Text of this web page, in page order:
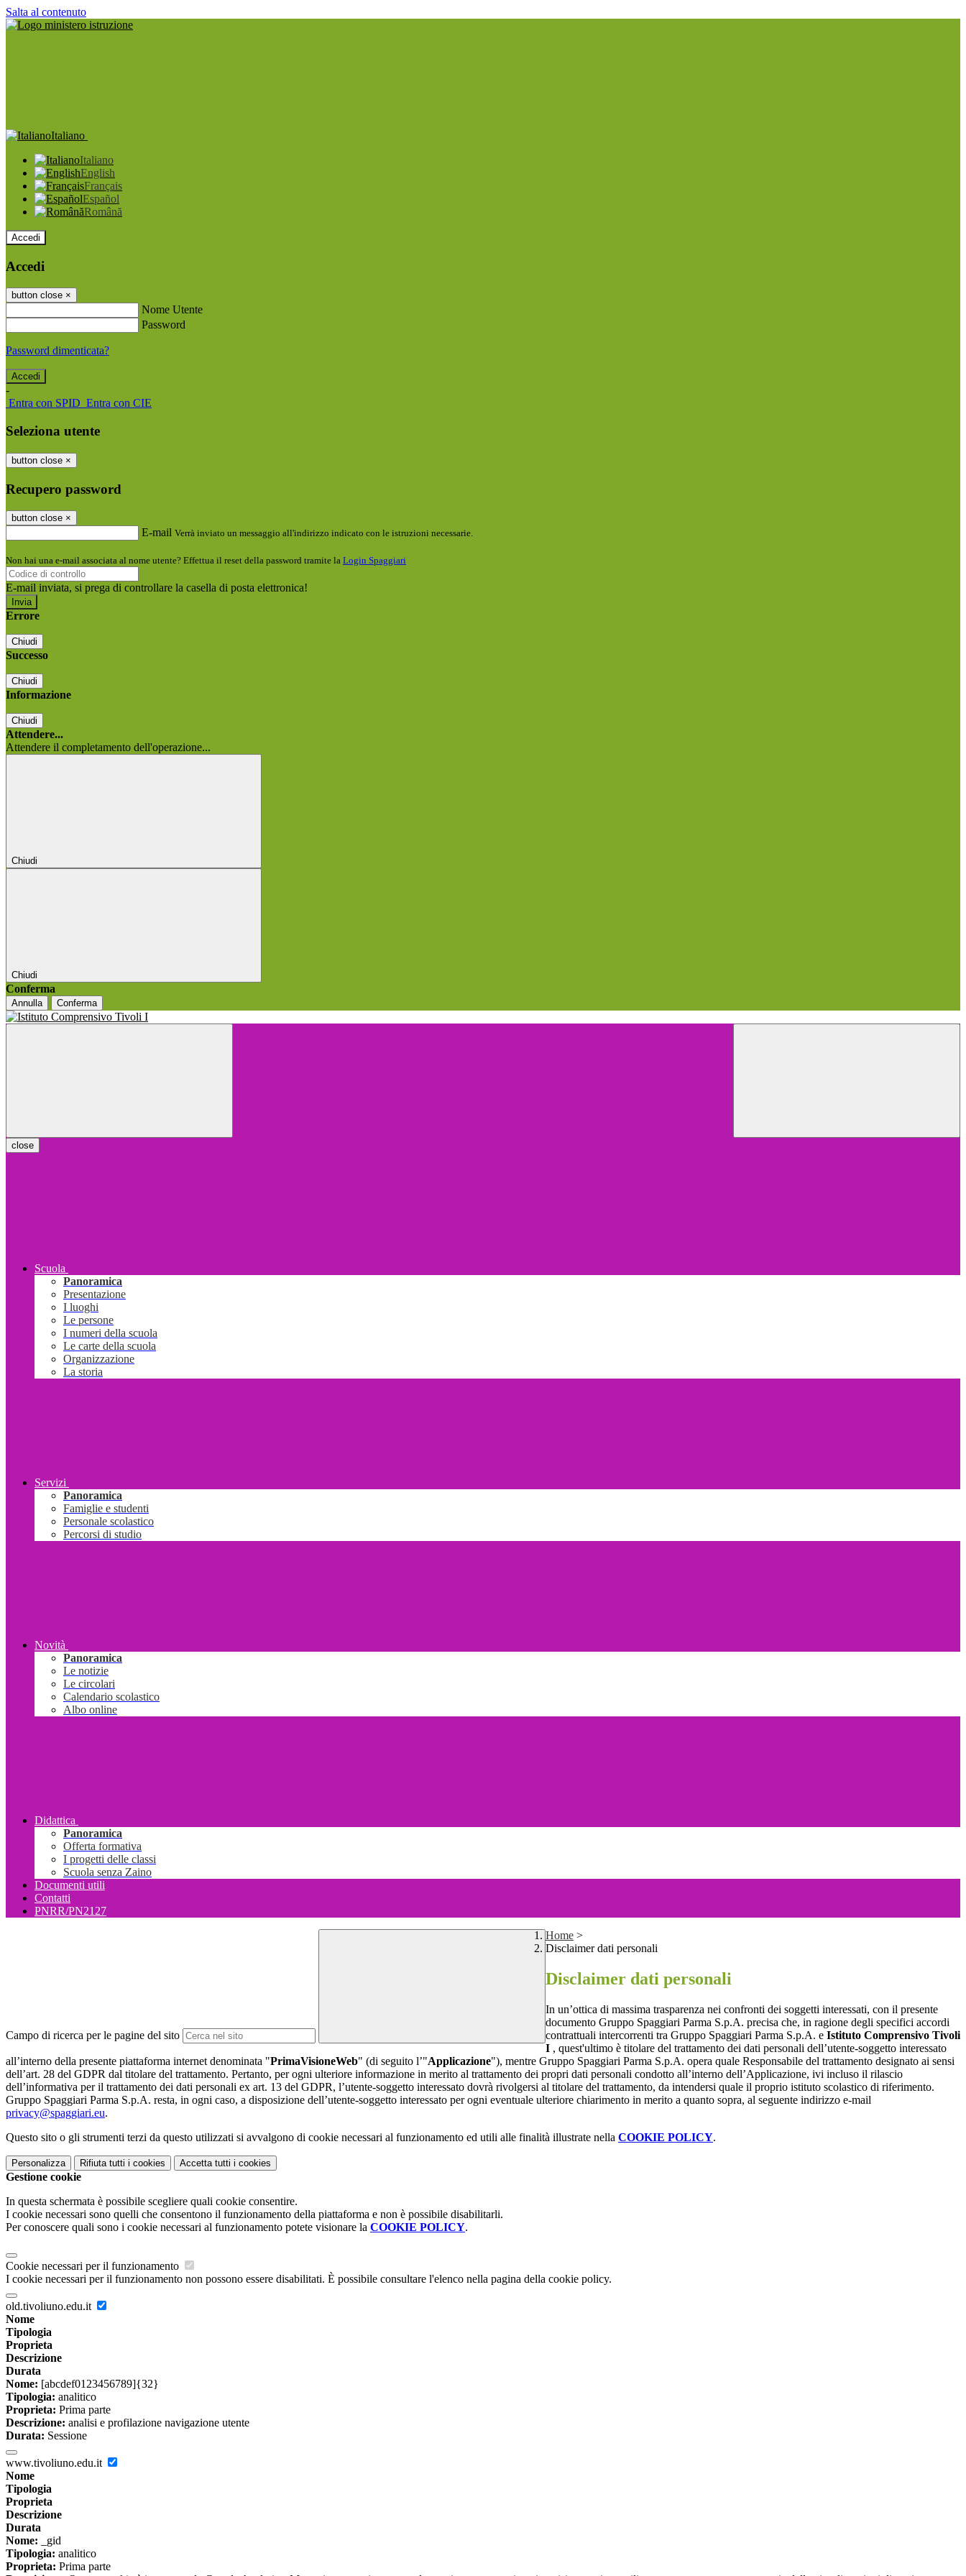
Salta al contenuto
Italiano
Italiano
English
Français
Español
Română
Accedi
Accedi
button close ×
Nome Utente
Password
Password dimenticata?
-
Entra con SPID Entra con CIE
Seleziona utente
button close ×
Recupero password
button close ×
E-mail Verrà inviato un messaggio all'indirizzo indicato con le istruzioni necessarie.
Non hai una e-mail associata al nome utente? Effettua il reset della password tramite la Login Spaggiari
E-mail inviata, si prega di controllare la casella di posta elettronica!
Errore
Chiudi
Successo
Chiudi
Informazione
Chiudi
Attendere...
Attendere il completamento dell'operazione...
Chiudi
Chiudi
Conferma
Annulla Conferma
close
Scuola
Panoramica
Presentazione
I luoghi
Le persone
I numeri della scuola
Le carte della scuola
Organizzazione
La storia
Servizi
Panoramica
Famiglie e studenti
Personale scolastico
Percorsi di studio
Novità
Panoramica
Le notizie
Le circolari
Calendario scolastico
Albo online
Didattica
Panoramica
Offerta formativa
I progetti delle classi
Scuola senza Zaino
Documenti utili
Contatti
PNRR/PN2127
Campo di ricerca per le pagine del sito
Home >
Disclaimer dati personali
Disclaimer dati personali
In un’ottica di massima trasparenza nei confronti dei soggetti interessati, con il presente
documento Gruppo Spaggiari Parma S.p.A. precisa che, in ragione degli specifici accordi
contrattuali intercorrenti tra Gruppo Spaggiari Parma S.p.A. e Istituto Comprensivo Tivoli
I , quest'ultimo è titolare del trattamento dei dati personali dell’utente-soggetto interessato
all’interno della presente piattaforma internet denominata "PrimaVisioneWeb" (di seguito l’"Applicazione"), mentre Gruppo Spaggiari Parma S.p.A. opera quale Responsabile del trattamento designato ai sensi
dell’art. 28 del GDPR dal titolare del trattamento. Pertanto, per ogni ulteriore informazione in merito al trattamento dei propri dati personali condotto all’interno dell’Applicazione, ivi incluso il rilascio
dell’informativa per il trattamento dei dati personali ex art. 13 del GDPR, l’utente-soggetto interessato dovrà rivolgersi al titolare del trattamento, da intendersi quale il proprio istituto scolastico di riferimento.
Gruppo Spaggiari Parma S.p.A. resta, in ogni caso, a disposizione dell’utente-soggetto interessato per ogni eventuale ulteriore chiarimento in merito a quanto sopra, al seguente indirizzo e-mail
privacy@spaggiari.eu.
Questo sito o gli strumenti terzi da questo utilizzati si avvalgono di cookie necessari al funzionamento ed utili alle finalità illustrate nella COOKIE POLICY.
Personalizza Rifiuta tutti i cookies Accetta tutti i cookies
Gestione cookie
In questa schermata è possibile scegliere quali cookie consentire.
I cookie necessari sono quelli che consentono il funzionamento della piattaforma e non è possibile disabilitarli.
Per conoscere quali sono i cookie necessari al funzionamento potete visionare la COOKIE POLICY.
Cookie necessari per il funzionamento
I cookie necessari per il funzionamento non possono essere disabilitati. È possibile consultare l'elenco nella pagina della cookie policy.
old.tivoliuno.edu.it
Nome
Tipologia
Proprieta
Descrizione
Durata
Nome: [abcdef0123456789]{32}
Tipologia: analitico
Proprieta: Prima parte
Descrizione: analisi e profilazione navigazione utente
Durata: Sessione
www.tivoliuno.edu.it
Nome
Tipologia
Proprieta
Descrizione
Durata
Nome: _gid
Tipologia: analitico
Proprieta: Prima parte